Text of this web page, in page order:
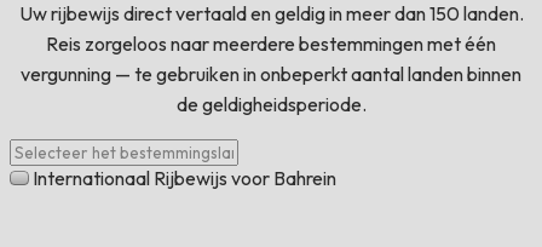
Uw rijbewijs direct vertaald en geldig in meer dan 150 landen.
Reis zorgeloos naar meerdere bestemmingen met één
vergunning — te gebruiken in onbeperkt aantal landen binnen
de geldigheidsperiode.
Internationaal Rijbewijs voor Bahrein